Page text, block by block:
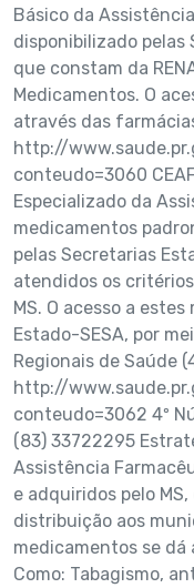
Básico da
disponibilizado pelas
que constam da
Medicamentos. O
através das
http://
conteudo=3060
Especializado da
medicamentos
pelas Secretarias
atendidos os
MS. O acesso a
Estado-SESA, por
Regionais de Saúde
http://
conteudo=3062 4º
(83) 33722295
Assistência
e adquiridos pelo
distribuição aos
medicamentos se
Como: Tabagismo,